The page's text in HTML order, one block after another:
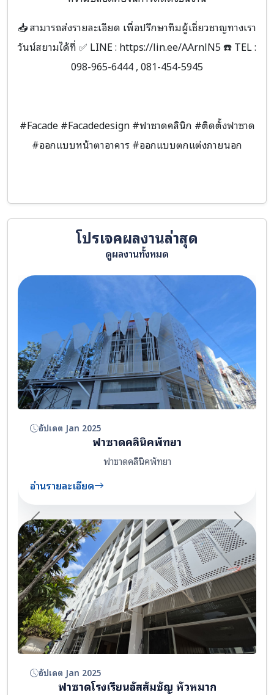
📥 สามารถส่งรายละเอียด เพื่อปรึกษาทีมผู้เชี่ยวชาญทางเรา
วันน์สยามได้ที่ ✅ LINE : https://lin.ee/AArnlN5 ☎️ TEL :
098-965-6444 , 081-454-5945
#Facade #Facadedesign #ฟาซาดคลินิก #ติดตั้งฟาซาด
#ออกแบบหน้าตาอาคาร #ออกแบบตกแต่งภายนอก
โปรเจคผลงานล่าสุด
ดูผลงานทั้งหมด
อัปเดต Jan 2025
ฟาซาดคลินิคพัทยา
ฟาซาดคลินิคพัทยา
อ่านรายละเอียด
อัปเดต Jan 2025
ฟาซาดโรงเรียนอัสสัมชัญ หัวหมาก
Previous Next